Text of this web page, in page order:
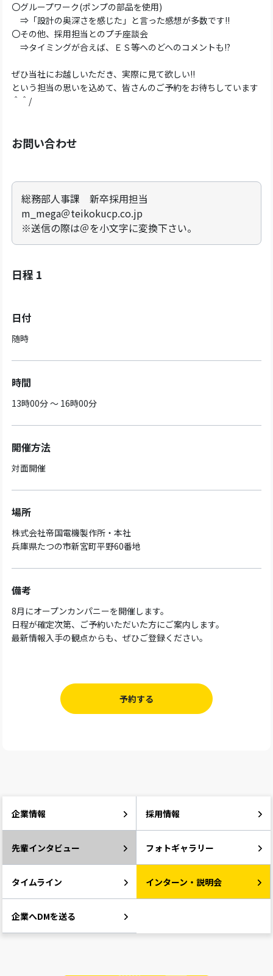
〇グループワーク(ポンプの部品を使用)
⇒「設計の奥深さを感じた」と言った感想が多数です!!
〇その他、採用担当とのプチ座談会
⇒タイミングが合えば、ＥＳ等へのどへのコメントも!?
ぜひ当社にお越しいただき、実際に見て欲しい!!
という担当の思いを込めて、皆さんのご予約をお待ちしています
＾＾/
お問い合わせ
総務部人事課 新卒採用担当
m_mega＠teikokucp.co.jp
※送信の際は＠を小文字に変換下さい。
日程 1
日付
随時
時間
13時00分 ～ 16時00分
開催方法
対面開催
場所
株式会社帝国電機製作所・本社
兵庫県たつの市新宮町平野60番地
備考
8月にオープンカンパニーを開催します。
日程が確定次第、ご予約いただいた方にご案内します。
最新情報入手の観点からも、ぜひご登録ください。
予約する
企業情報 採用情報
先輩インタビュー フォトギャラリー
タイムライン インターン・説明会
企業へDMを送る